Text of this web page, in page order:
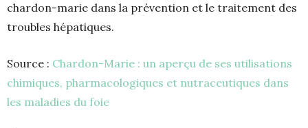
chardon-marie dans la prévention et le traitement des
troubles hépatiques.
Source : Chardon-Marie : un aperçu de ses utilisations
chimiques, pharmacologiques et nutraceutiques dans
les maladies du foie